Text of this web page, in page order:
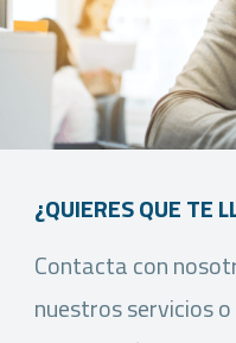
¿QUIERES QUE TE
Contacta con
nuestros servicios